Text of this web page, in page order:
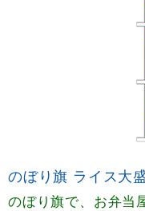
のぼり旗 ライス大
のぼり旗で、お弁当